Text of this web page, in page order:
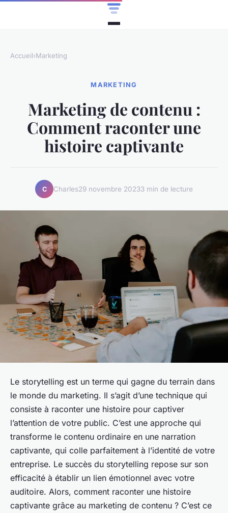
Accueil›Marketing
MARKETING
Marketing de contenu :
Comment raconter une
histoire captivante
C Charles29 novembre 20233 min de lecture
Le storytelling est un terme qui gagne du terrain dans
le monde du marketing. Il s’agit d’une technique qui
consiste à raconter une histoire pour captiver
l’attention de votre public. C’est une approche qui
transforme le contenu ordinaire en une narration
captivante, qui colle parfaitement à l’identité de votre
entreprise. Le succès du storytelling repose sur son
efficacité à établir un lien émotionnel avec votre
auditoire. Alors, comment raconter une histoire
captivante grâce au marketing de contenu ? C’est ce